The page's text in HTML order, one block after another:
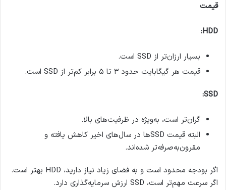
قیمت
HDD:
بسیار ارزان‌تر از SSD است.
قیمت هر گیگابایت حدود ۳ تا ۵ برابر کم‌تر از SSD است.
SSD:
گران‌تر است، به‌ویژه در ظرفیت‌های بالا.
البته قیمت SSDها در سال‌های اخیر کاهش یافته و
مقرون‌به‌صرفه‌تر شده‌اند.
اگر بودجه محدود است و به فضای زیاد نیاز دارید، HDD بهتر است.
اگر سرعت مهم‌تر است، SSD ارزش سرمایه‌گذاری دارد.